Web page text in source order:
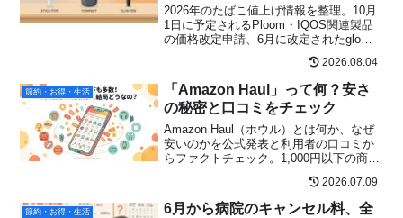
柄」
2026年のたばこ値上げ情報を整理。10月
1日に予定されるPloom・IQOS関連製品
の価格改定申請、6月に改定されたgloの
一部銘柄、紙巻きたばこを含む今後のた
ばこ税引き上げ予定を解説します。2026.08.04
節約・お得・生活
「Amazon Haul」って何？安さ
の秘密と口コミをチェック
Amazon Haul（ホウル）とは何か、なぜ
安いのかを公式発表と利用者の口コミか
らファクトチェック。1,000円以下の商品
や割引キャンペーン、配送・梱包の注意
点まで初めての人にもわかりやすく解
説。
2026.07.09
節約・お得・生活
6月から病院のキャンセル料、全